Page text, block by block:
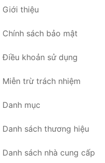
Giới thiệu
Chính sách bảo mật
Điều khoản sử dụng
Miễn trừ trách nhiệm
Danh mục
Danh sách thương hiệu
Danh sách nhà cung cấp